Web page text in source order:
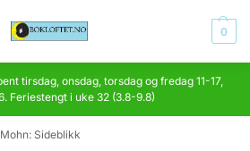
0
tirsdag, onsdag, torsdag og fredag 11-17,
Feriestengt i uke 32 (3.8-9.8)
Sideblikk